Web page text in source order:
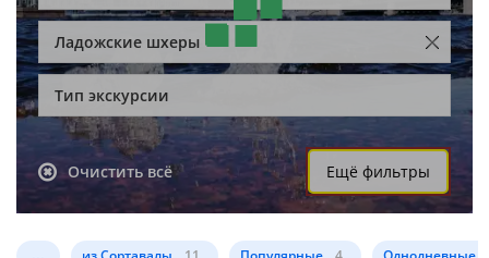
Ладожские шхеры
Тип экскурсии
Очистить всё Ещё фильтры